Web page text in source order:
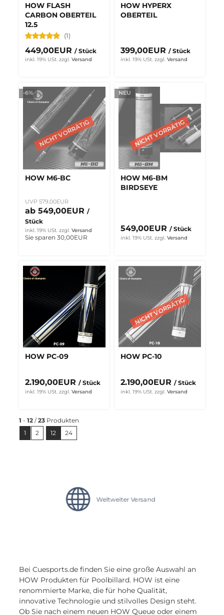
HOW FLASH
CARBON OBERTEIL
12.5
(1)
449,00EUR / Stück
inkl. 19% USt. zzgl. Versand
HOW HYPERX
OBERTEIL
399,00EUR / Stück
inkl. 19% USt. zzgl. Versand
-6%
HOW M6-BC
UVP 579,00EUR
ab 549,00EUR /
Stück
inkl. 19% USt. zzgl. Versand
Sie sparen 30,00EUR
NEU
HOW M6-BM
BIRDSEYE
549,00EUR / Stück
inkl. 19% USt. zzgl. Versand
HOW PC-09
2.190,00EUR / Stück
inkl. 19% USt. zzgl. Versand
HOW PC-10
2.190,00EUR / Stück
inkl. 19% USt. zzgl. Versand
1 - 12 /23 Produkten
1
2 12 24
Bei Cuesports.de finden Sie eine große Auswahl an
HOW Produkten für Poolbillard. HOW ist eine
renommierte Marke, die für hohe Qualität,
innovative Technologie und stilvolles Design steht.
Ob Sie nach einem neuen HOW Queue oder einem